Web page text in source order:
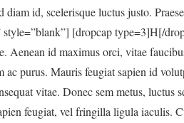
id, scelerisque luctus justo.
[dropcap type=3]H[/
Aenean id maximus orci, vitae
ac purus. Mauris feugiat sapien id
vitae. Donec sem metus,
feugiat, vel fringilla ligula iaculis.